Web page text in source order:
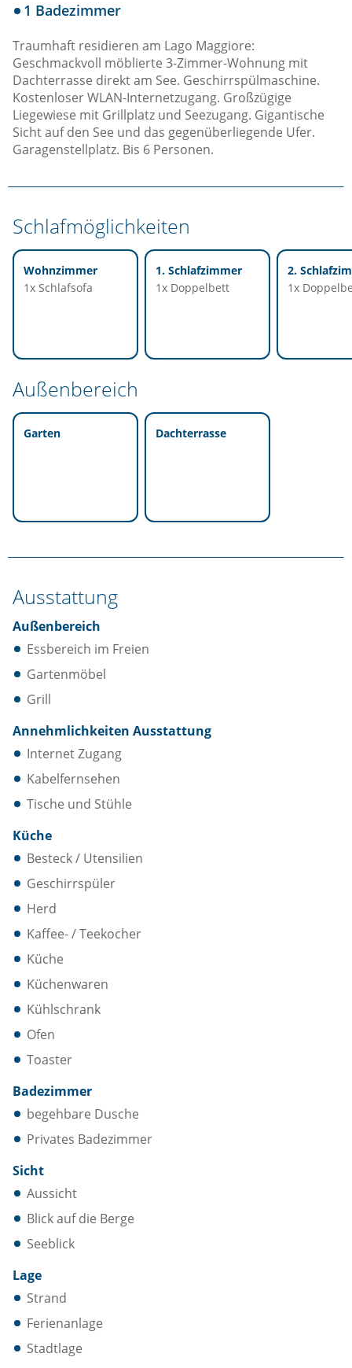
1 Badezimmer
Traumhaft residieren am Lago Maggiore:
Geschmackvoll möblierte 3-Zimmer-Wohnung mit
Dachterrasse direkt am See. Geschirrspülmaschine.
Kostenloser WLAN-Internetzugang. Großzügige
Liegewiese mit Grillplatz und Seezugang. Gigantische
Sicht auf den See und das gegenüberliegende Ufer.
Garagenstellplatz. Bis 6 Personen.
Schlafmöglichkeiten
Wohnzimmer
1x Schlafsofa
1. Schlafzimmer
1x Doppelbett
2.
1x
Außenbereich
Garten Dachterrasse
Ausstattung
Außenbereich
Essbereich im Freien
Gartenmöbel
Grill
Annehmlichkeiten Ausstattung
Internet Zugang
Kabelfernsehen
Tische und Stühle
Küche
Besteck / Utensilien
Geschirrspüler
Herd
Kaffee- / Teekocher
Küche
Küchenwaren
Kühlschrank
Ofen
Toaster
Badezimmer
begehbare Dusche
Privates Badezimmer
Sicht
Aussicht
Blick auf die Berge
Seeblick
Lage
Strand
Ferienanlage
Stadtlage